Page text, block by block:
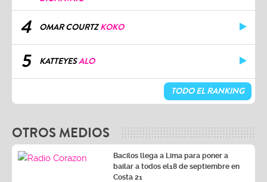
4 OMAR COURTZKOKO
5 KATTEYESALO
TODO EL RANKING
OTROS MEDIOS
Bacilos llega a Lima para poner a
bailar a todos el18 de septiembre en
Costa 21